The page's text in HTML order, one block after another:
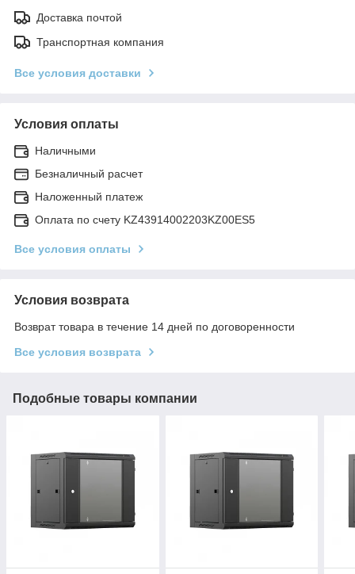
Доставка почтой
Транспортная компания
Все условия доставки
Условия оплаты
Наличными
Безналичный расчет
Наложенный платеж
Оплата по счету KZ43914002203KZ00ES5
Все условия оплаты
Условия возврата
Возврат товара в течение 14 дней по договоренности
Все условия возврата
Подобные товары компании